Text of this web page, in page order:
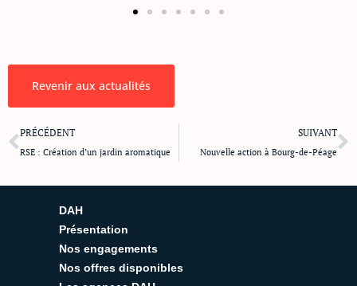
Revenir aux actualités
Précédent
PRÉCÉDENT
RSE : Création d’un jardin aromatique
SUIVANT
Nouvelle action à Bourg-de-Péage
DAH
Présentation
Nos engagements
Nos offres disponibles